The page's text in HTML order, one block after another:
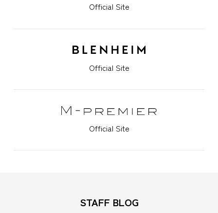
Official Site
Official Site
Official Site
STAFF BLOG